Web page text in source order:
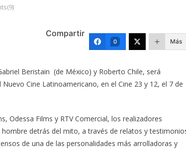
Compartir
0 Más
Beristain (de México) y Roberto Chile, será
Cine Latinoamericano, en el Cine 23 y 12, el 7 de
Odessa Films y RTV Comercial, los realizadores
detrás del mito, a través de relatos y
de una de las personalidades más arrolladoras y